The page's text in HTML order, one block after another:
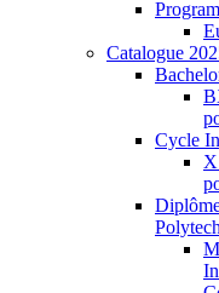
Catalogue
Cycle